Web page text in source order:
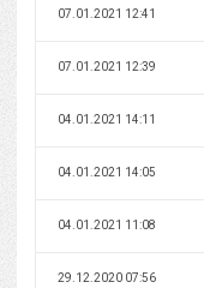
07.01.2021 12:41
07.01.2021 12:39
04.01.2021 14:11
04.01.2021 14:05
04.01.2021 11:08
29.12.2020 07:56